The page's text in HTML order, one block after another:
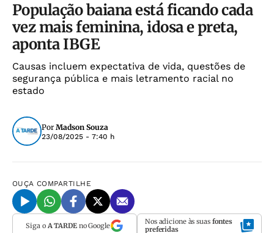
População baiana está ficando cada
vez mais feminina, idosa e preta,
aponta IBGE
Causas incluem expectativa de vida, questões de
segurança pública e mais letramento racial no
estado
Por Madson Souza
23/08/2025 - 7:40 h
OUÇA COMPARTILHE
Siga o A TARDEno Google Nos adicione às suas fontes
preferidas